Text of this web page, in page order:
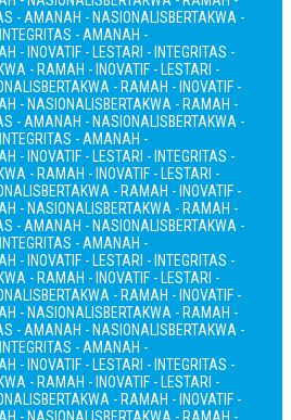
- AMANAH - NASIONALISBERTAKWA -
- AMANAH -
- INOVATIF - LESTARI - INTEGRITAS -
- RAMAH - INOVATIF - LESTARI -
BERTAKWA - RAMAH - INOVATIF -
- NASIONALISBERTAKWA - RAMAH -
- AMANAH - NASIONALISBERTAKWA -
- AMANAH -
- INOVATIF - LESTARI - INTEGRITAS -
- RAMAH - INOVATIF - LESTARI -
BERTAKWA - RAMAH - INOVATIF -
- NASIONALISBERTAKWA - RAMAH -
- AMANAH - NASIONALISBERTAKWA -
- AMANAH -
- INOVATIF - LESTARI - INTEGRITAS -
- RAMAH - INOVATIF - LESTARI -
BERTAKWA - RAMAH - INOVATIF -
- NASIONALISBERTAKWA - RAMAH -
- AMANAH - NASIONALISBERTAKWA -
- AMANAH -
- INOVATIF - LESTARI - INTEGRITAS -
- RAMAH - INOVATIF - LESTARI -
BERTAKWA - RAMAH - INOVATIF -